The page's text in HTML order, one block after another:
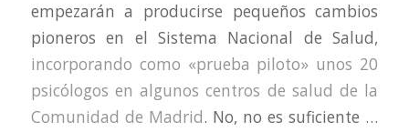
empezarán a producirse pequeños cambios
pioneros en el Sistema Nacional de Salud,
incorporando como «prueba piloto» unos 20
psicólogos en algunos centros de salud de la
Comunidad de Madrid. No, no es suficiente …